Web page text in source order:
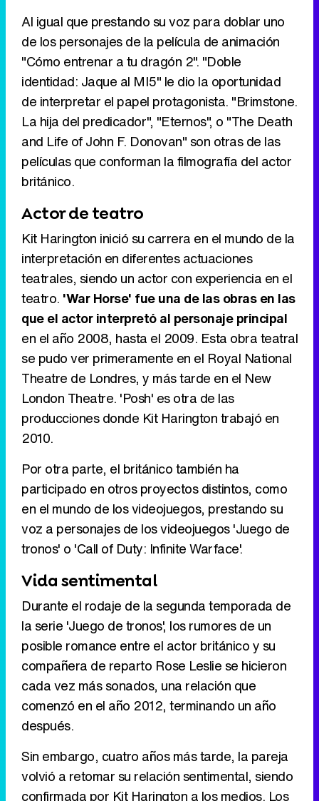
Al igual que prestando su voz para doblar uno
de los personajes de la película de animación
"Cómo entrenar a tu dragón 2". "Doble
identidad: Jaque al MI5" le dio la oportunidad
de interpretar el papel protagonista. "Brimstone.
La hija del predicador", "Eternos", o "The Death
and Life of John F. Donovan" son otras de las
películas que conforman la filmografía del actor
británico.
Actor de teatro
Kit Harington inició su carrera en el mundo de la
interpretación en diferentes actuaciones
teatrales, siendo un actor con experiencia en el
teatro. 'War Horse' fue una de las obras en las
que el actor interpretó al personaje principal
en el año 2008, hasta el 2009. Esta obra teatral
se pudo ver primeramente en el Royal National
Theatre de Londres, y más tarde en el New
London Theatre. 'Posh' es otra de las
producciones donde Kit Harington trabajó en
2010.
Por otra parte, el británico también ha
participado en otros proyectos distintos, como
en el mundo de los videojuegos, prestando su
voz a personajes de los videojuegos 'Juego de
tronos' o 'Call of Duty: Infinite Warface'.
Vida sentimental
Durante el rodaje de la segunda temporada de
la serie 'Juego de tronos', los rumores de un
posible romance entre el actor británico y su
compañera de reparto Rose Leslie se hicieron
cada vez más sonados, una relación que
comenzó en el año 2012, terminando un año
después.
Sin embargo, cuatro años más tarde, la pareja
volvió a retomar su relación sentimental, siendo
confirmada por Kit Harington a los medios. Los